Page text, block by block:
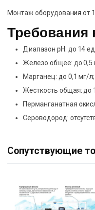
Монтаж оборудования от
Требования
Диапазон pH: до 14
Железо общее: до 0,5
Марганец: до 0,1 мг/л;
Жесткость общая: до
Перманганатная
Сероводород:
Сопутствующие